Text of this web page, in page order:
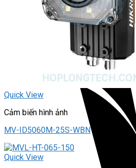
Quick View
Cảm biến hình ảnh
MV-ID5060M-25S-WBN
Quick View